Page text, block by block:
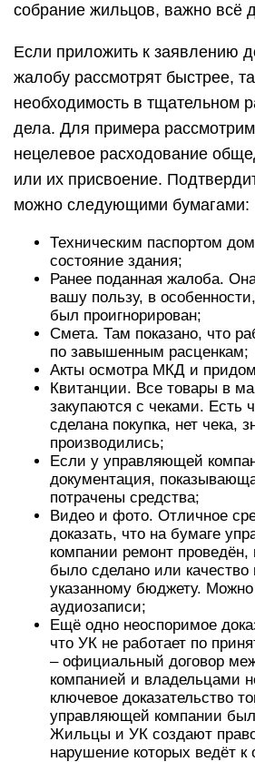
собрание жильцов, важно всё
Если приложить к заявлению
жалобу рассмотрят быстрее,
необходимость в тщательном
дела. Для примера
нецелевое расходование
или их присвоение.
можно следующими бумагами:
Техническим паспортом
состояние здания;
Ранее поданная жалоба.
вашу пользу, в
был проигнорирован;
Смета. Там показано, что
по завышенным расценкам;
Акты осмотра МКД и
Квитанции. Все товары в
закупаются с чеками. Есть
сделана покупка, нет чека,
производились;
Если у управляющей
документация,
потрачены средства;
Видео и фото. Отличное
доказать, что на бумаге
компании ремонт проведён,
было сделано или качество
указанному бюджету.
аудиозаписи;
Ещё одно неоспоримое
что УК не работает по
– официальный договор
компанией и владельцами
ключевое доказательство
управляющей компании
Жильцы и УК создают
нарушение которых ведёт к